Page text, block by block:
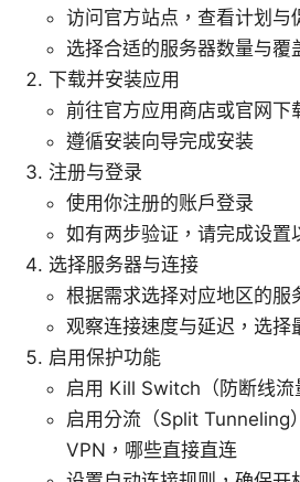
访问官方站点，查看计划与
选择合适的服务器数量与覆
下载并安装应用
前往官方应用商店或官网下
遵循安装向导完成安装
注册与登录
使用你注册的账户登录
如有两步验证，请完成设置
选择服务器与连接
根据需求选择对应地区的服
观察连接速度与延迟，选择
启用保护功能
启用 Kill Switch（防断线流
启用分流（Split Tunneling
VPN，哪些直接直连